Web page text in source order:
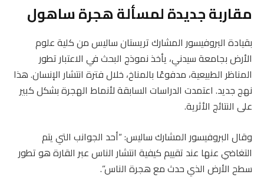
مقاربة جديدة لمسألة هجرة ساهول
بقيادة البروفيسور المشارك تريستان ساليس من كلية علوم
الأرض بجامعة سيدني، يأخذ نموذج البحث في الاعتبار تطور
المناظر الطبيعية، مدفوعًا بالمناخ، خلال فترة انتشار الإنسان. هذا
نهج جديد. اعتمدت الدراسات السابقة لأنماط الهجرة بشكل كبير
على النتائج الأثرية.
وقال البروفيسور المشارك ساليس: “أحد الجوانب التي يتم
التغاضي عنها عند تقييم كيفية انتشار الناس عبر القارة هو تطور
سطح الأرض الذي حدث مع هجرة الناس”.